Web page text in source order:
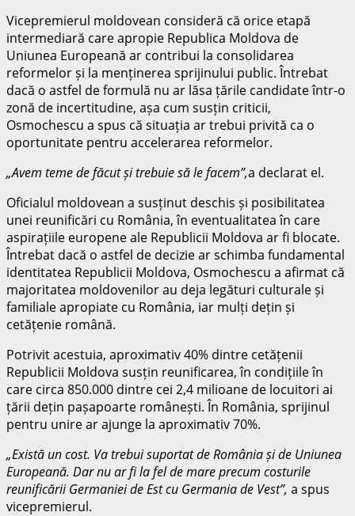
Vicepremierul moldovean consideră că orice etapă
intermediară care apropie Republica Moldova de
Uniunea Europeană ar contribui la consolidarea
reformelor și la menținerea sprijinului public. Întrebat
dacă o astfel de formulă nu ar lăsa țările candidate într-o
zonă de incertitudine, așa cum susțin criticii,
Osmochescu a spus că situația ar trebui privită ca o
oportunitate pentru accelerarea reformelor.
„Avem teme de făcut și trebuie să le facem”,a declarat el.
Oficialul moldovean a susținut deschis și posibilitatea
unei reunificări cu România, în eventualitatea în care
aspirațiile europene ale Republicii Moldova ar fi blocate.
Întrebat dacă o astfel de decizie ar schimba fundamental
identitatea Republicii Moldova, Osmochescu a afirmat că
majoritatea moldovenilor au deja legături culturale și
familiale apropiate cu România, iar mulți dețin și
cetățenie română.
Potrivit acestuia, aproximativ 40% dintre cetățenii
Republicii Moldova susțin reunificarea, în condițiile în
care circa 850.000 dintre cei 2,4 milioane de locuitori ai
țării dețin pașapoarte românești. În România, sprijinul
pentru unire ar ajunge la aproximativ 70%.
„Există un cost. Va trebui suportat de România și de Uniunea
Europeană. Dar nu ar fi la fel de mare precum costurile
reunificării Germaniei de Est cu Germania de Vest”, a spus
vicepremierul.